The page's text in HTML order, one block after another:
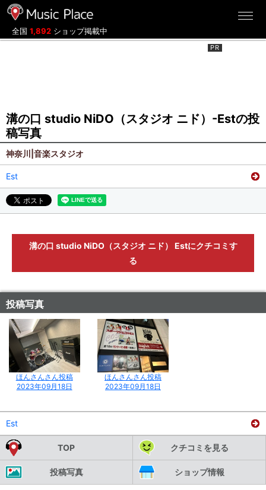
全国 1,892 ショップ掲載中
溝の口 studio NiDO（スタジオ ニド）-Estの投
稿写真
神奈川|音楽スタジオ
Est
溝の口 studio NiDO（スタジオ ニド） Estにクチコミす
る
投稿写真
ほんさんさん投稿
2023年09月18日
ほんさんさん投稿
2023年09月18日
Est
TOP クチコミを見る
投稿写真 ショップ情報